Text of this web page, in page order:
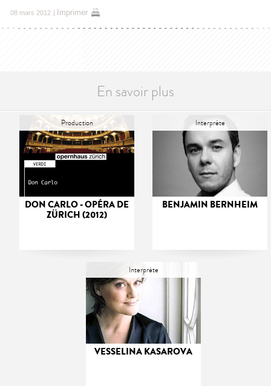
08 mars 2012 | Imprimer
En savoir plus
Production
DON CARLO - OPÉRA DE
ZÜRICH (2012)
Interprète
BENJAMIN BERNHEIM
Interprète
VESSELINA KASAROVA